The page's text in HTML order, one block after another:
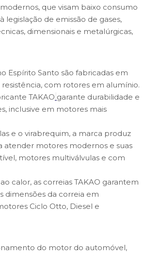
que visam baixo consumo
de emissão de gases,
dimensionais e metalúrgicas,
Espírito Santo são fabricadas em
com rotores em alumínio.
TAKAO garante durabilidade e
inclusive em motores mais
e o virabrequim, a marca produz
atender motores modernos e suas
motores multiválvulas e com
calor, as correias TAKAO garantem
dimensões da correia em
Ciclo Otto, Diesel e
do motor do automóvel,